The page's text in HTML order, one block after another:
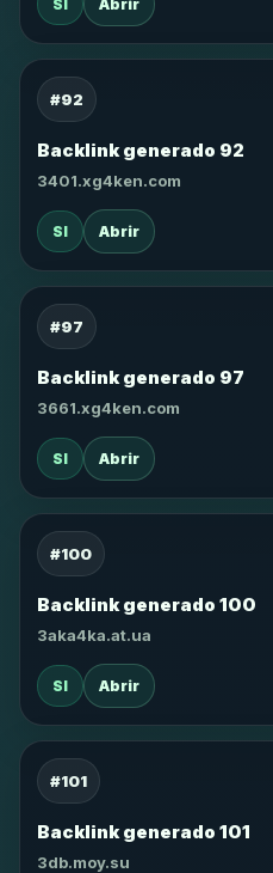
SI Abrir
#92
Backlink generado 92
3401.xg4ken.com
SI Abrir
#97
Backlink generado 97
3661.xg4ken.com
SI Abrir
#100
Backlink generado 100
3aka4ka.at.ua
SI Abrir
#101
Backlink generado 101
3db.moy.su